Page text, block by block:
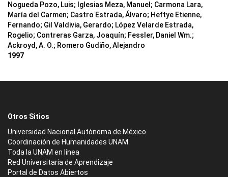
Nogueda Pozo, Luis; Iglesias Meza, Manuel; Carmona Lara,
María del Carmen; Castro Estrada, Álvaro; Heftye Etienne,
Fernando; Gil Valdivia, Gerardo; López Velarde Estrada,
Rogelio; Contreras Garza, Joaquín; Fessler, Daniel Wm.;
Ackroyd, A. O.; Romero Gudiño, Alejandro
1997
Otros Sitios
Universidad Nacional Autónoma de México
Coordinación de Humanidades UNAM
Toda la UNAM en línea
Red Universitaria de Aprendizaje
Portal de Datos Abiertos